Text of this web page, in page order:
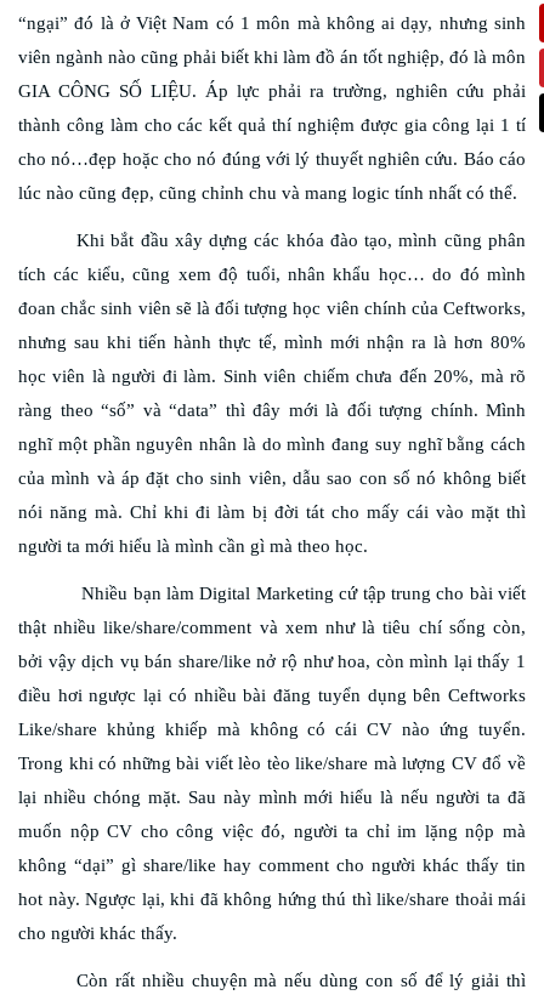
“ngại” đó là ở Việt Nam có 1 môn mà không ai dạy, nhưng sinh
viên ngành nào cũng phải biết khi làm đồ án tốt nghiệp, đó là môn
GIA CÔNG SỐ LIỆU. Áp lực phải ra trường, nghiên cứu phải
thành công làm cho các kết quả thí nghiệm được gia công lại 1 tí
cho nó…đẹp hoặc cho nó đúng với lý thuyết nghiên cứu. Báo cáo
lúc nào cũng đẹp, cũng chỉnh chu và mang logic tính nhất có thể.
Khi bắt đầu xây dựng các khóa đào tạo, mình cũng phân
tích các kiểu, cũng xem độ tuổi, nhân khẩu học… do đó mình
đoan chắc sinh viên sẽ là đối tượng học viên chính của Ceftworks,
nhưng sau khi tiến hành thực tế, mình mới nhận ra là hơn 80%
học viên là người đi làm. Sinh viên chiếm chưa đến 20%, mà rõ
ràng theo “số” và “data” thì đây mới là đối tượng chính. Mình
nghĩ một phần nguyên nhân là do mình đang suy nghĩ bằng cách
của mình và áp đặt cho sinh viên, dẫu sao con số nó không biết
nói năng mà. Chỉ khi đi làm bị đời tát cho mấy cái vào mặt thì
người ta mới hiểu là mình cần gì mà theo học.
Nhiều bạn làm Digital Marketing cứ tập trung cho bài viết
thật nhiều like/share/comment và xem như là tiêu chí sống còn,
bởi vậy dịch vụ bán share/like nở rộ như hoa, còn mình lại thấy 1
điều hơi ngược lại có nhiều bài đăng tuyển dụng bên Ceftworks
Like/share khủng khiếp mà không có cái CV nào ứng tuyển.
Trong khi có những bài viết lèo tèo like/share mà lượng CV đổ về
lại nhiều chóng mặt. Sau này mình mới hiểu là nếu người ta đã
muốn nộp CV cho công việc đó, người ta chỉ im lặng nộp mà
không “dại” gì share/like hay comment cho người khác thấy tin
hot này. Ngược lại, khi đã không hứng thú thì like/share thoải mái
cho người khác thấy.
Còn rất nhiều chuyện mà nếu dùng con số để lý giải thì